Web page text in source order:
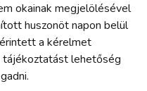
okainak megjelölésével
huszonöt napon belül
a kérelmet
lehetőség